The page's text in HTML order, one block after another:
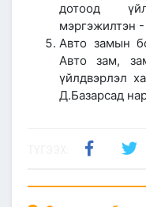
дотоод
мэргэжилтэн
Авто замын
Авто зам,
үйлдвэрлэл
Д.Базарсад